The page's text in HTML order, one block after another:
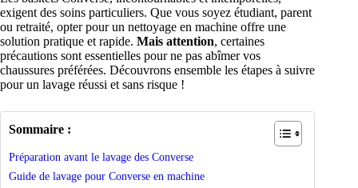
exigent des soins particuliers. Que vous soyez étudiant, parent
ou retraité, opter pour un nettoyage en machine offre une
solution pratique et rapide. Mais attention, certaines
précautions sont essentielles pour ne pas abîmer vos
chaussures préférées. Découvrons ensemble les étapes à suivre
pour un lavage réussi et sans risque !
Sommaire :
Préparation avant le lavage des Converse
Guide de lavage pour Converse en machine